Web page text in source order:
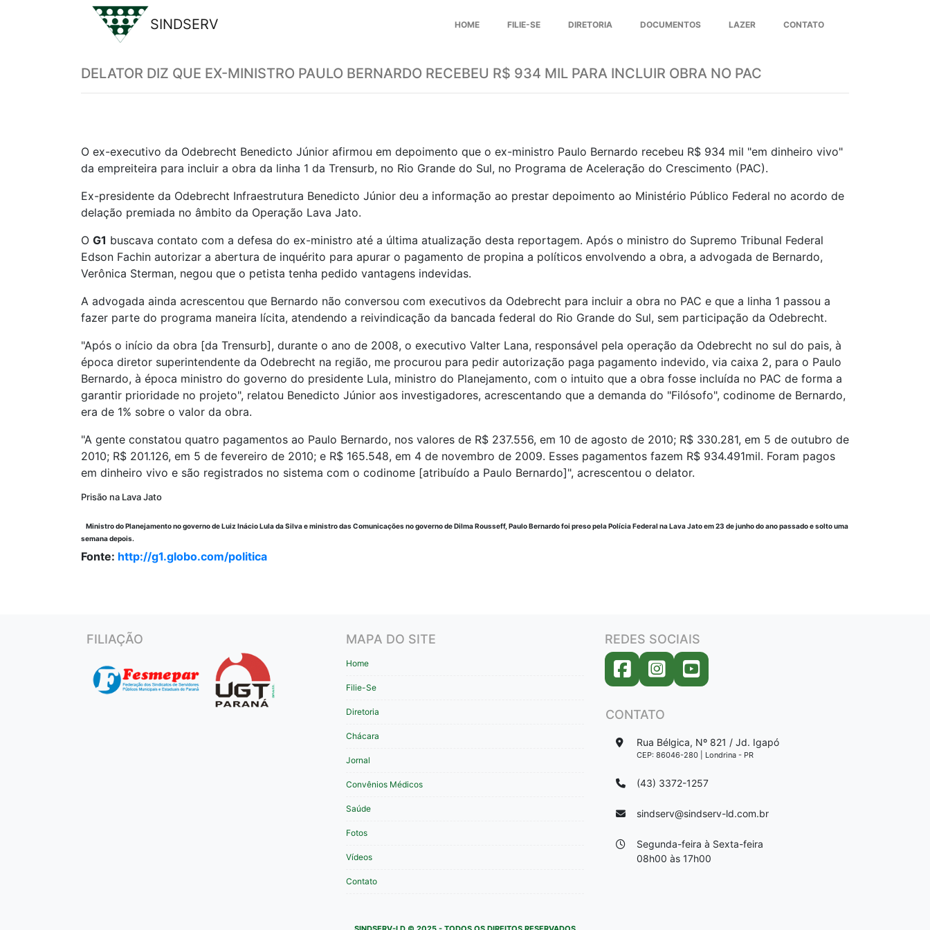
SINDSERV HOME FILIE-SE DIRETORIA DOCUMENTOS LAZER CONTATO
DELATOR DIZ QUE EX-MINISTRO PAULO BERNARDO RECEBEU R$ 934 MIL PARA INCLUIR OBRA NO PAC
O ex-executivo da Odebrecht Benedicto Júnior afirmou em depoimento que o ex-ministro Paulo Bernardo recebeu R$ 934 mil "em dinheiro vivo"
da empreiteira para incluir a obra da linha 1 da Trensurb, no Rio Grande do Sul, no Programa de Aceleração do Crescimento (PAC).
Ex-presidente da Odebrecht Infraestrutura Benedicto Júnior deu a informação ao prestar depoimento ao Ministério Público Federal no acordo de
delação premiada no âmbito da Operação Lava Jato.
O G1 buscava contato com a defesa do ex-ministro até a última atualização desta reportagem. Após o ministro do Supremo Tribunal Federal
Edson Fachin autorizar a abertura de inquérito para apurar o pagamento de propina a políticos envolvendo a obra, a advogada de Bernardo,
Verônica Sterman, negou que o petista tenha pedido vantagens indevidas.
A advogada ainda acrescentou que Bernardo não conversou com executivos da Odebrecht para incluir a obra no PAC e que a linha 1 passou a
fazer parte do programa maneira lícita, atendendo a reivindicação da bancada federal do Rio Grande do Sul, sem participação da Odebrecht.
"Após o início da obra [da Trensurb], durante o ano de 2008, o executivo Valter Lana, responsável pela operação da Odebrecht no sul do pais, à
época diretor superintendente da Odebrecht na região, me procurou para pedir autorização paga pagamento indevido, via caixa 2, para o Paulo
Bernardo, à época ministro do governo do presidente Lula, ministro do Planejamento, com o intuito que a obra fosse incluída no PAC de forma a
garantir prioridade no projeto", relatou Benedicto Júnior aos investigadores, acrescentando que a demanda do "Filósofo", codinome de Bernardo,
era de 1% sobre o valor da obra.
"A gente constatou quatro pagamentos ao Paulo Bernardo, nos valores de R$ 237.556, em 10 de agosto de 2010; R$ 330.281, em 5 de outubro de
2010; R$ 201.126, em 5 de fevereiro de 2010; e R$ 165.548, em 4 de novembro de 2009. Esses pagamentos fazem R$ 934.491mil. Foram pagos
em dinheiro vivo e são registrados no sistema com o codinome [atribuído a Paulo Bernardo]", acrescentou o delator.
Prisão na Lava Jato
Ministro do Planejamento no governo de Luiz Inácio Lula da Silva e ministro das Comunicações no governo de Dilma Rousseff, Paulo Bernardo foi preso pela Polícia Federal na Lava Jato em 23 de junho do ano passado e solto uma
semana depois.
Fonte: http://g1.globo.com/politica
FILIAÇÃO MAPA DO SITE
Home
Filie-Se
Diretoria
Chácara
Jornal
Convênios Médicos
Saúde
Fotos
Vídeos
Contato
REDES SOCIAIS
CONTATO
Rua Bélgica, Nº 821 / Jd. Igapó
CEP: 86046-280 | Londrina - PR
(43) 3372-1257
sindserv@sindserv-ld.com.br
Segunda-feira à Sexta-feira
08h00 às 17h00